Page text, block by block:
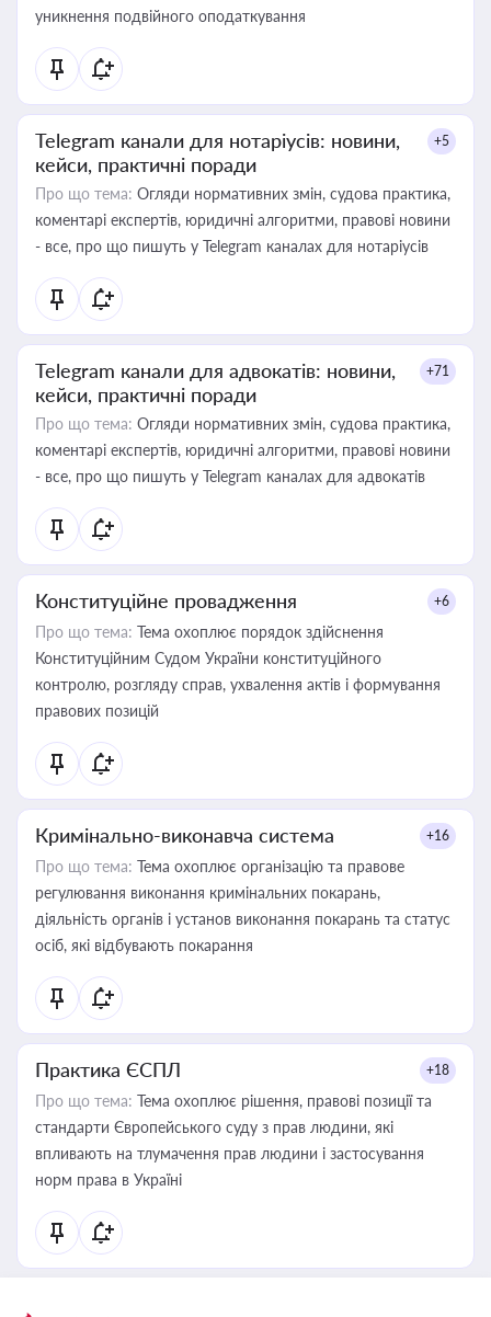
уникнення подвійного оподаткування
Telegram канали для нотаріусів: новини,
кейси, практичні поради
+5
Про що тема: Огляди нормативних змін, судова практика,
коментарі експертів, юридичні алгоритми, правові новини
- все, про що пишуть у Telegram каналах для нотаріусів
Telegram канали для адвокатів: новини,
кейси, практичні поради
+71
Про що тема: Огляди нормативних змін, судова практика,
коментарі експертів, юридичні алгоритми, правові новини
- все, про що пишуть у Telegram каналах для адвокатів
Конституційне провадження +6
Про що тема: Тема охоплює порядок здійснення
Конституційним Судом України конституційного
контролю, розгляду справ, ухвалення актів і формування
правових позицій
Кримінально-виконавча система +16
Про що тема: Тема охоплює організацію та правове
регулювання виконання кримінальних покарань,
діяльність органів і установ виконання покарань та статус
осіб, які відбувають покарання
Практика ЄСПЛ +18
Про що тема: Тема охоплює рішення, правові позиції та
стандарти Європейського суду з прав людини, які
впливають на тлумачення прав людини і застосування
норм права в Україні